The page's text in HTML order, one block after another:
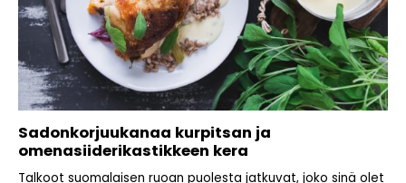
Sadonkorjuukanaa kurpitsan ja
omenasiiderikastikkeen kera
Talkoot suomalaisen ruoan puolesta jatkuvat, joko sinä olet